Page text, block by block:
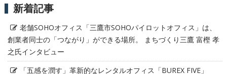
新着記事
老舗SOHOオフィス「三鷹市SOHOパイロットオフィス」は、
創業者同士の「つながり」ができる場所。 まちづくり三鷹 富樫 孝
之氏インタビュー
「五感を潤す」革新的なレンタルオフィス「BUREX FIVE」